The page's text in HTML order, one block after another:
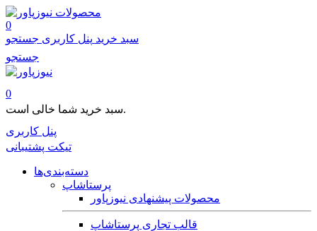
محصولات
0
سبد خرید پنل کاربری جستجو
جستجو
0
سبد خرید شما خالی است.
پنل کاربری
تیکت پشتیبانی
دسته‌بندی‌ها
پرستاشاپ
محصولات پیشنهادی نیوزپاور
قالب تجاری پرستاشاپ